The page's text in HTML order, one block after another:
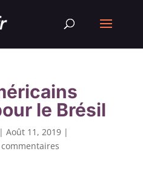
le Brésil
| Août 11, 2019|